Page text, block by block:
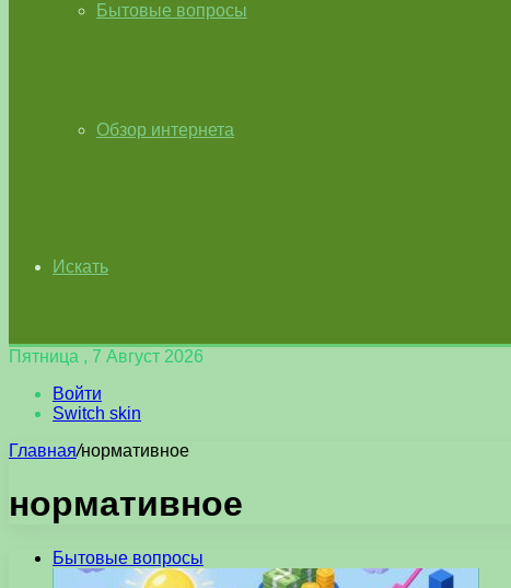
Бытовые вопросы
Обзор интернета
Искать
Пятница , 7 Август 2026
Войти
Switch skin
Главная/нормативное
нормативное
Бытовые вопросы